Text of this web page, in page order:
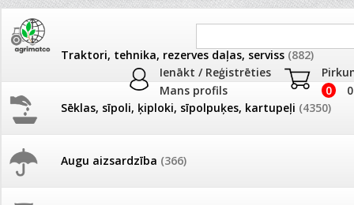
Ienākt / Reģistrēties
Mans profils
0
Traktori, tehnika, rezerves daļas, serviss (882)
Sēklas, sīpoli, ķiploki, sīpolpuķes, kartupeļi (4350)
Augu aizsardzība (366)
JAUNUMI
Pašlasīšanas vietu katalogs
AKCIJAS
frēze + mulčieris +